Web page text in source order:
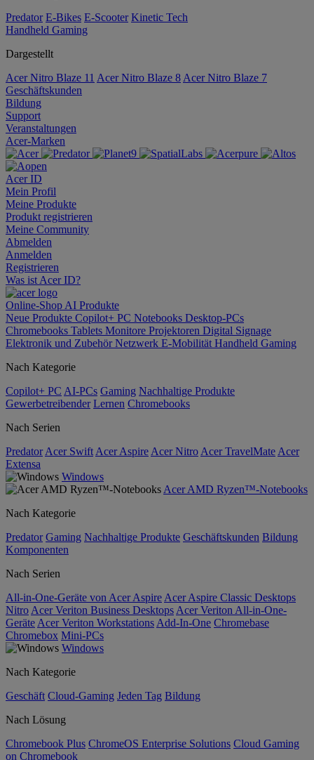
Predator E-Bikes E-Scooter Kinetic Tech
Handheld Gaming
Dargestellt
Acer Nitro Blaze 11 Acer Nitro Blaze 8 Acer Nitro Blaze 7
Geschäftskunden
Bildung
Support
Veranstaltungen
Acer-Marken
Acer ID
Mein Profil
Meine Produkte
Produkt registrieren
Meine Community
Abmelden
Anmelden
Registrieren
Was ist Acer ID?
Online-Shop AI Produkte
Neue Produkte Copilot+ PC Notebooks Desktop-PCs
Chromebooks Tablets Monitore Projektoren Digital Signage
Elektronik und ZubehörNetzwerk E-Mobilität Handheld Gaming
Nach Kategorie
Copilot+ PC AI-PCs Gaming Nachhaltige Produkte
Gewerbetreibender Lernen Chromebooks
Nach Serien
Predator Acer Swift Acer Aspire Acer Nitro Acer TravelMate Acer
Extensa
Windows
Acer AMD Ryzen™-Notebooks
Nach Kategorie
Predator Gaming Nachhaltige Produkte Geschäftskunden Bildung
Komponenten
Nach Serien
All-in-One-Geräte von Acer Aspire Acer Aspire Classic Desktops
Nitro Acer Veriton Business Desktops Acer Veriton All-in-One-
Geräte Acer Veriton Workstations Add-In-One Chromebase
Chromebox Mini-PCs
Windows
Nach Kategorie
Geschäft Cloud-Gaming Jeden Tag Bildung
Nach Lösung
Chromebook Plus ChromeOS Enterprise Solutions Cloud Gaming
on Chromebook